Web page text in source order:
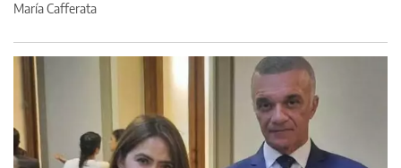
María Cafferata